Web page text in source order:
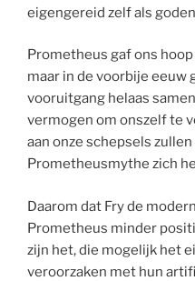
eigengereid zelf als
Prometheus gaf ons
maar in de voorbije eeuw
vooruitgang helaas
vermogen om onszelf te
aan onze schepsels
Prometheusmythe zich
Daarom dat Fry de
Prometheus minder
zijn het, die mogelijk het
veroorzaken met hun